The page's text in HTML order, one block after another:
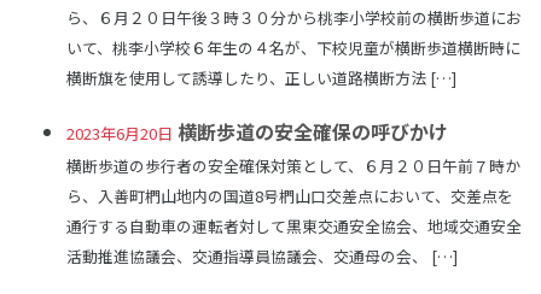
ら、６月２０日午後３時３０分から桃李小学校前の横断歩道にお
いて、桃李小学校６年生の４名が、下校児童が横断歩道横断時に
横断旗を使用して誘導したり、正しい道路横断方法 […]
2023年6月20日 横断歩道の安全確保の呼びかけ
横断歩道の歩行者の安全確保対策として、６月２０日午前７時か
ら、入善町椚山地内の国道8号椚山口交差点において、交差点を
通行する自動車の運転者対して黒東交通安全協会、地域交通安全
活動推進協議会、交通指導員協議会、交通母の会、 […]